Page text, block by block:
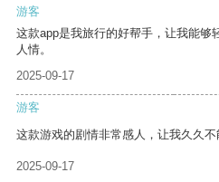
游客
这款app是我旅行的好帮手，让我能够
人情。
2025-09-17
游客
这款游戏的剧情非常感人，让我久久不
2025-09-17